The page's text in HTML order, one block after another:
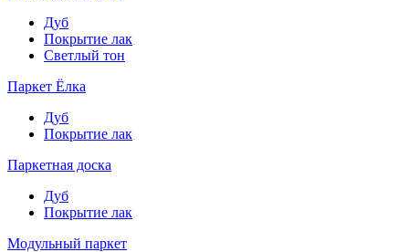
Дуб
Покрытие лак
Светлый тон
Паркет Ёлка
Дуб
Покрытие лак
Паркетная доска
Дуб
Покрытие лак
Модульный паркет